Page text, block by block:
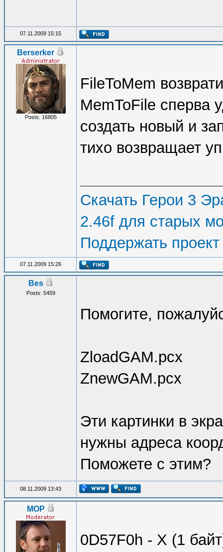
07.11.2009 15:15
Berserker
Posts: 16805
FileToMem
MemToFile сперва
создать новый и
тихо возвращает
Скачать Герои 3
2.46f для старых
Поддержать проект
07.11.2009 15:26
Bes
Posts: 5459
Помогите,
ZloadGAM.pcx
ZnewGAM.pcx
Эти картинки в
нужны адреса
Поможете с этим?
08.11.2009 13:43
MOP
0D57F0h - X (1